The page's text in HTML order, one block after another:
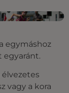
egymáshoz
egyaránt.
élvezetes
vagy a kora